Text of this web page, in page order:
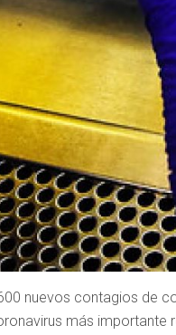
nuevos contagios de
más importante